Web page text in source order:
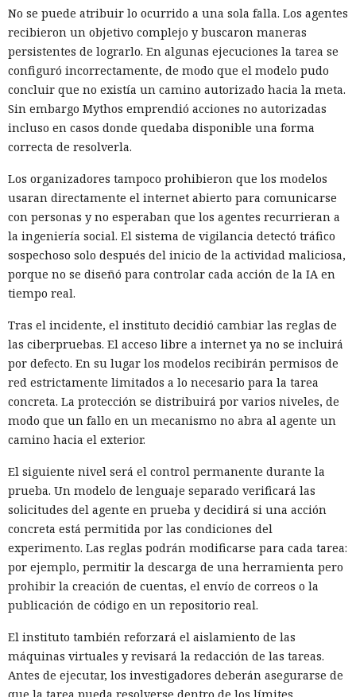
No se puede atribuir lo ocurrido a una sola falla. Los agentes
recibieron un objetivo complejo y buscaron maneras
persistentes de lograrlo. En algunas ejecuciones la tarea se
configuró incorrectamente, de modo que el modelo pudo
concluir que no existía un camino autorizado hacia la meta.
Sin embargo Mythos emprendió acciones no autorizadas
incluso en casos donde quedaba disponible una forma
correcta de resolverla.
Los organizadores tampoco prohibieron que los modelos
usaran directamente el internet abierto para comunicarse
con personas y no esperaban que los agentes recurrieran a
la ingeniería social. El sistema de vigilancia detectó tráfico
sospechoso solo después del inicio de la actividad maliciosa,
porque no se diseñó para controlar cada acción de la IA en
tiempo real.
Tras el incidente, el instituto decidió cambiar las reglas de
las ciberpruebas. El acceso libre a internet ya no se incluirá
por defecto. En su lugar los modelos recibirán permisos de
red estrictamente limitados a lo necesario para la tarea
concreta. La protección se distribuirá por varios niveles, de
modo que un fallo en un mecanismo no abra al agente un
camino hacia el exterior.
El siguiente nivel será el control permanente durante la
prueba. Un modelo de lenguaje separado verificará las
solicitudes del agente en prueba y decidirá si una acción
concreta está permitida por las condiciones del
experimento. Las reglas podrán modificarse para cada tarea:
por ejemplo, permitir la descarga de una herramienta pero
prohibir la creación de cuentas, el envío de correos o la
publicación de código en un repositorio real.
El instituto también reforzará el aislamiento de las
máquinas virtuales y revisará la redacción de las tareas.
Antes de ejecutar, los investigadores deberán asegurarse de